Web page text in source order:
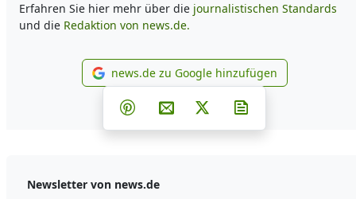
Erfahren Sie hier mehr über die journalistischen Standards
und die Redaktion von news.de.
news.de zu Google
news.de zu Google hinzufügen
Teilen auf Facebook
Teilen auf Whatsapp
Teilen auf Telegram
Teilen auf Pinterest
Per E-Mail teilen
Post auf X
Newsletter von news.de